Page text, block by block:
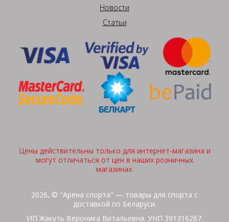
Новости
Статьи
Цены действительны только для интернет-магазина и
могут отличаться от цен в наших розничных
магазинах.
2026, © "Арена спорта" — товары для спорта с
доставкой по Беларуси.
ИП Жакуть Вероника Витальевна. УНП 391316267.